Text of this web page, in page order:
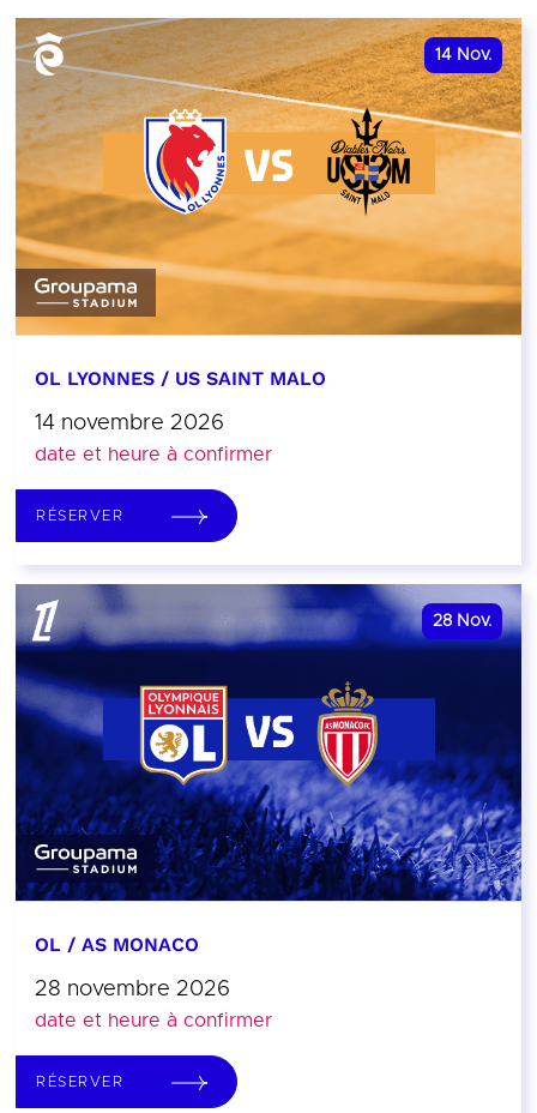
14 Nov.
OL LYONNES / US SAINT MALO
14 novembre 2026
date et heure à confirmer
RÉSERVER
28 Nov.
OL / AS MONACO
28 novembre 2026
date et heure à confirmer
RÉSERVER